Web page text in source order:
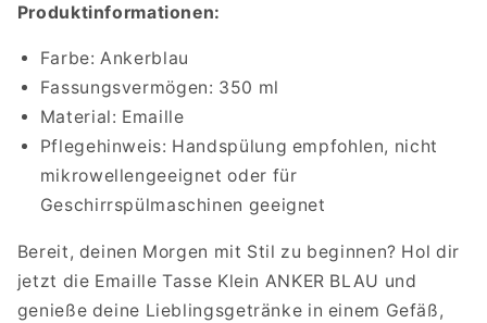
Produktinformationen:
Farbe: Ankerblau
Fassungsvermögen: 350 ml
Material: Emaille
Pflegehinweis: Handspülung empfohlen, nicht
mikrowellengeeignet oder für
Geschirrspülmaschinen geeignet
Bereit, deinen Morgen mit Stil zu beginnen? Hol dir
jetzt die Emaille Tasse Klein ANKER BLAU und
genieße deine Lieblingsgetränke in einem Gefäß,